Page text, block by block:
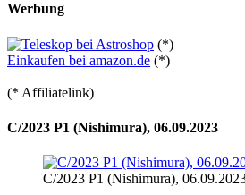
Werbung
(*)
Einkaufen bei amazon.de (*)
(* Affiliatelink)
C/2023 P1 (Nishimura), 06.09.2023
C/2023 P1 (Nishimura),